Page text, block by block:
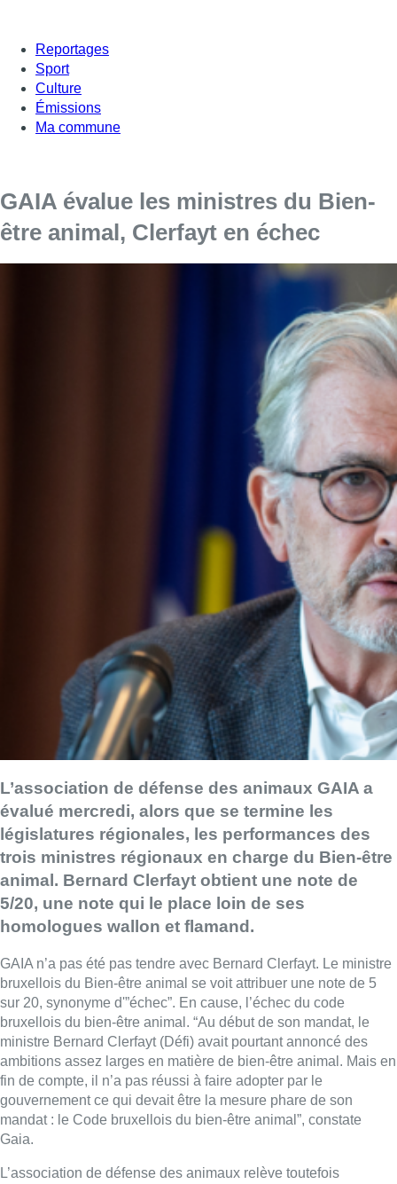
Reportages
Sport
Culture
Émissions
Ma commune
GAIA évalue les ministres du Bien-
être animal, Clerfayt en échec
L’association de défense des animaux GAIA a
évalué mercredi, alors que se termine les
législatures régionales, les performances des
trois ministres régionaux en charge du Bien-être
animal. Bernard Clerfayt obtient une note de
5/20, une note qui le place loin de ses
homologues wallon et flamand.
GAIA n’a pas été pas tendre avec Bernard Clerfayt. Le ministre
bruxellois du Bien-être animal se voit attribuer une note de 5
sur 20, synonyme d'”échec”. En cause, l’échec du code
bruxellois du bien-être animal. “Au début de son mandat, le
ministre Bernard Clerfayt (Défi) avait pourtant annoncé des
ambitions assez larges en matière de bien-être animal. Mais en
fin de compte, il n’a pas réussi à faire adopter par le
gouvernement ce qui devait être la mesure phare de son
mandat : le Code bruxellois du bien-être animal”, constate
Gaia.
L’association de défense des animaux relève toutefois